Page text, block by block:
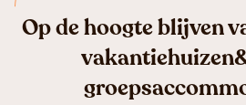
Op de hoogte blijven